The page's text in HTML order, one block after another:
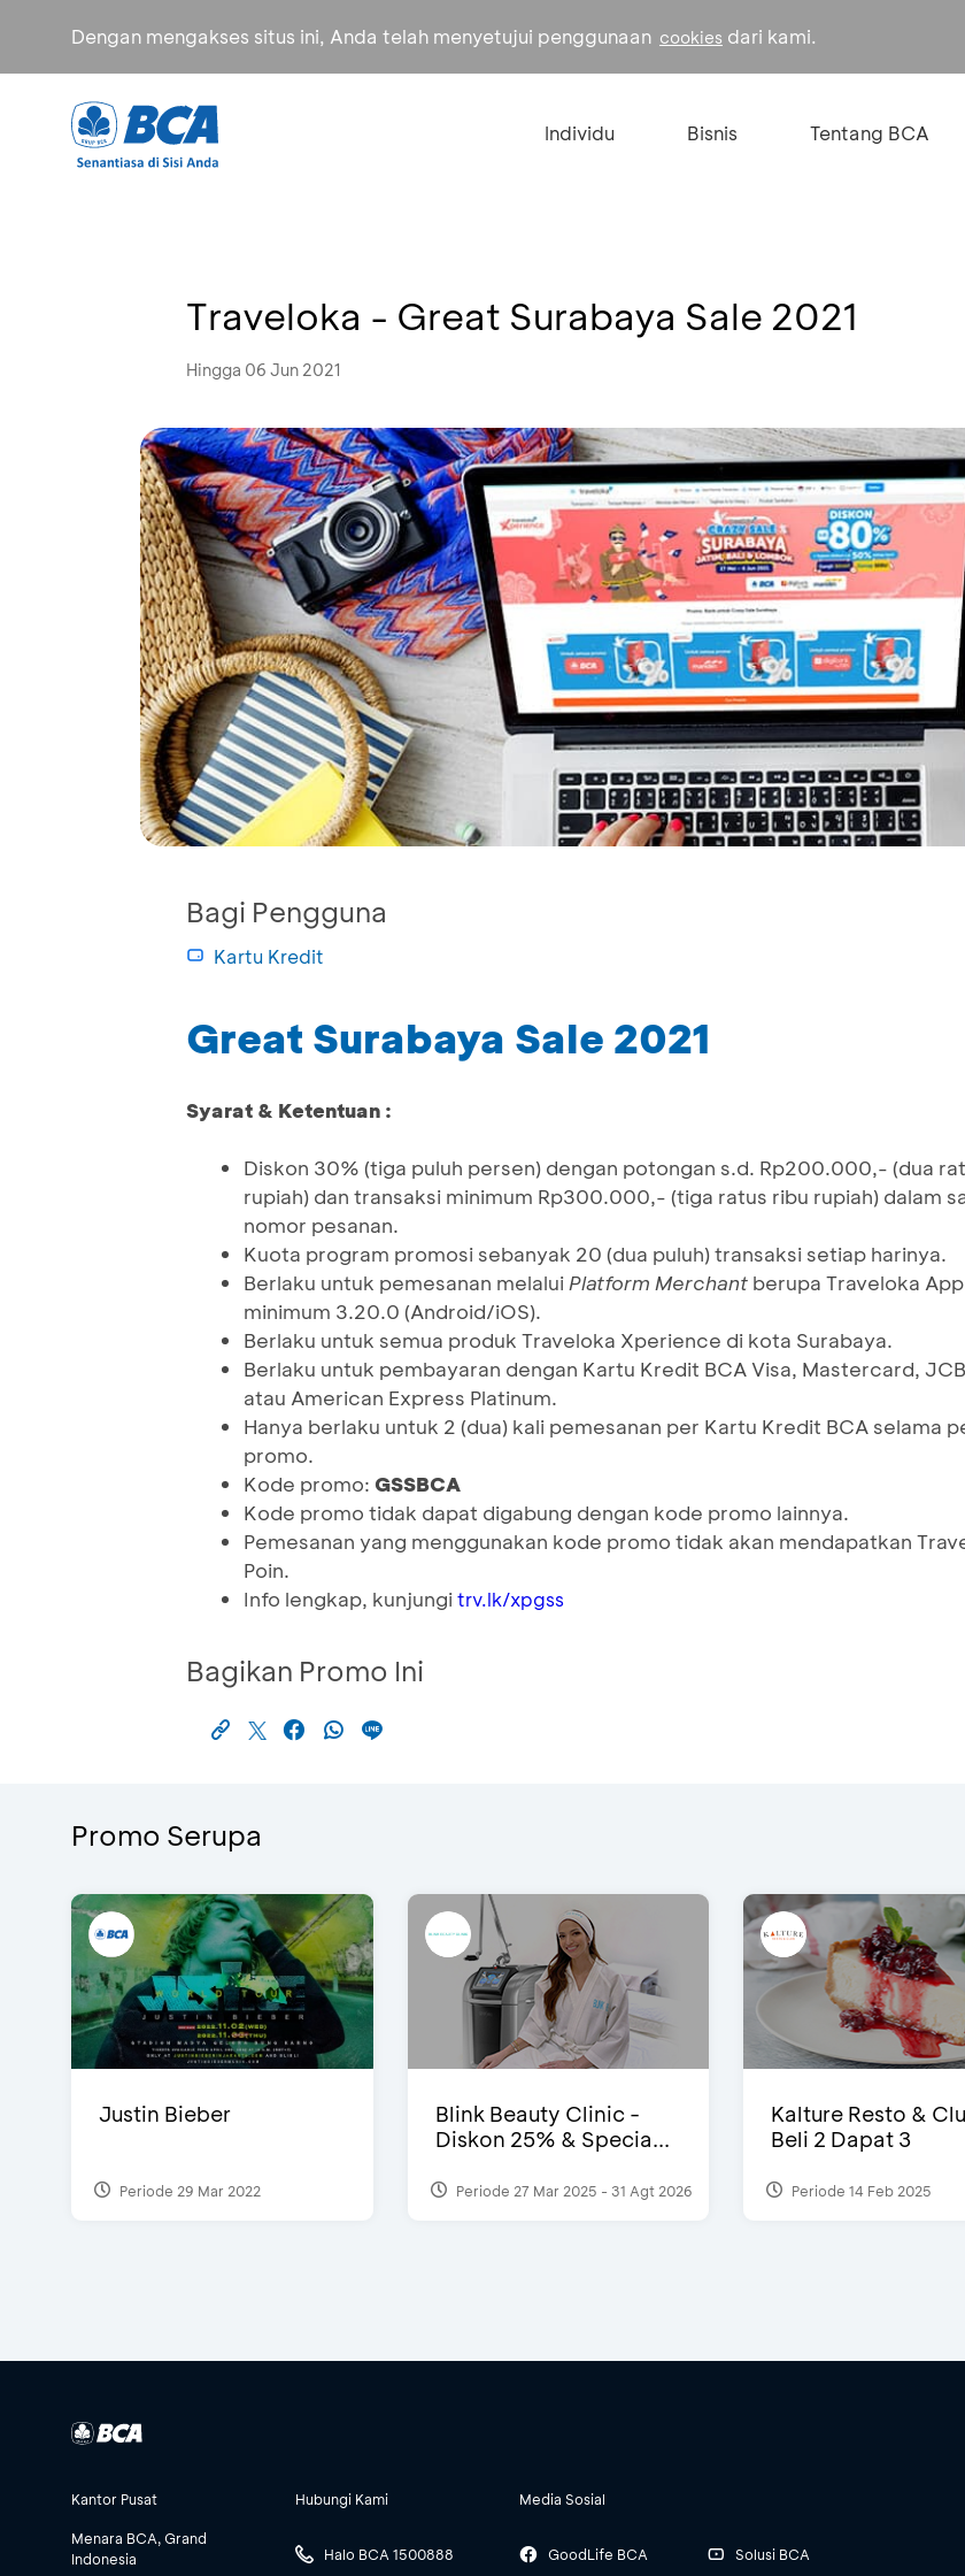
Dengan mengakses situs ini, Anda telah menyetujui penggunaan cookies dari kami.
Individu Bisnis Tentang BCA
Traveloka - Great Surabaya Sale 2021
Hingga 06 Jun 2021
Bagi Pengguna
Kartu Kredit
Great Surabaya Sale 2021
Syarat & Ketentuan :
Diskon 30% (tiga puluh persen) dengan potongan s.d. Rp200.000,- (dua
rupiah) dan transaksi minimum Rp300.000,- (tiga ratus ribu rupiah) dalam
nomor pesanan.
Kuota program promosi sebanyak 20 (dua puluh) transaksi setiap harinya.
Berlaku untuk pemesanan melalui Platform Merchant berupa Traveloka
minimum 3.20.0 (Android/iOS).
Berlaku untuk semua produk Traveloka Xperience di kota Surabaya.
Berlaku untuk pembayaran dengan Kartu Kredit BCA Visa, Mastercard,
atau American Express Platinum.
Hanya berlaku untuk 2 (dua) kali pemesanan per Kartu Kredit BCA selama
promo.
Kode promo: GSSBCA
Kode promo tidak dapat digabung dengan kode promo lainnya.
Pemesanan yang menggunakan kode promo tidak akan mendapatkan
Poin.
Info lengkap, kunjungitrv.lk/xpgss
Bagikan Promo Ini
Promo Serupa
Justin Bieber
Periode 29 Mar 2022
Blink Beauty Clinic -
Diskon 25% & Specia...
Periode 27 Mar 2025 - 31 Agt 2026
Kalture Resto &
Beli 2 Dapat 3
Periode 14 Feb 2025
Kantor Pusat
Menara BCA, Grand
Indonesia
Hubungi Kami
Halo BCA 1500888
Media Sosial
GoodLife BCA Solusi BCA